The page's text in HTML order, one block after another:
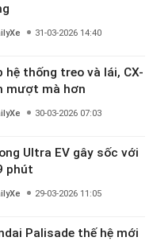
31-03-2026 14:40
hệ thống treo và lái, CX-
mượt mà hơn
30-03-2026 07:03
Ultra EV gây sốc với
phút
29-03-2026 11:05
Palisade thế hệ mới